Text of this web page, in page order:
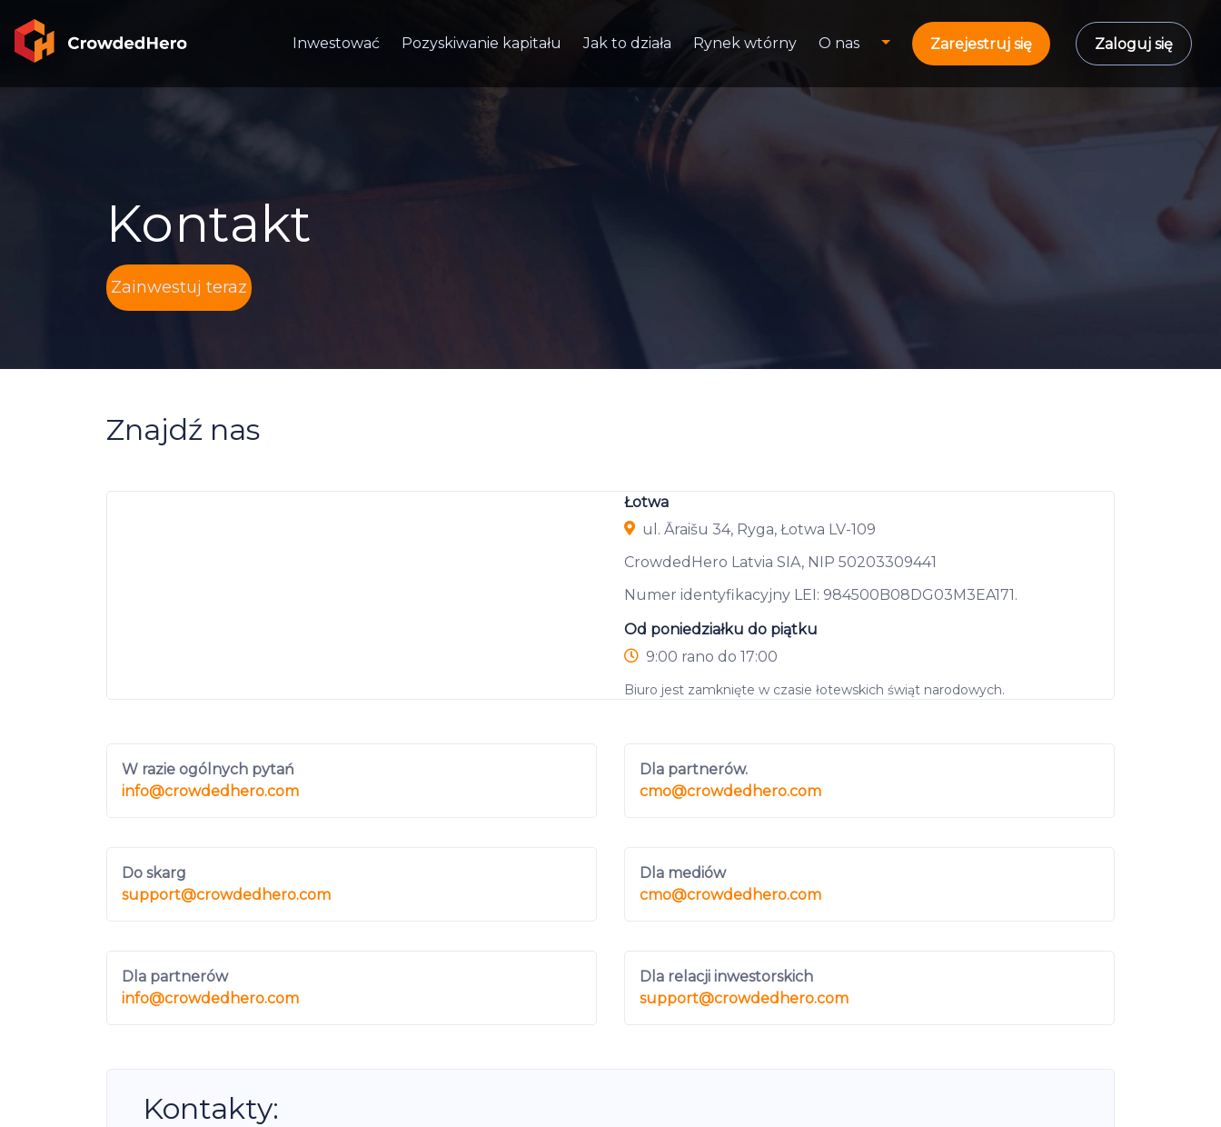
Inwestować Pozyskiwanie kapitału Jak to działa Rynek wtórny O nas Zarejestruj się Zaloguj się
Kontakt
Zainwestuj teraz
Znajdź nas
Łotwa
ul. Āraišu 34, Ryga, Łotwa LV-109
CrowdedHero Latvia SIA, NIP 50203309441
Numer identyfikacyjny LEI: 984500B08DG03M3EA171.
Od poniedziałku do piątku
9:00 rano do 17:00
Biuro jest zamknięte w czasie łotewskich świąt narodowych.
W razie ogólnych pytań
info@crowdedhero.com
Dla partnerów.
cmo@crowdedhero.com
Do skarg
support@crowdedhero.com
Dla mediów
cmo@crowdedhero.com
Dla partnerów
info@crowdedhero.com
Dla relacji inwestorskich
support@crowdedhero.com
Kontakty: